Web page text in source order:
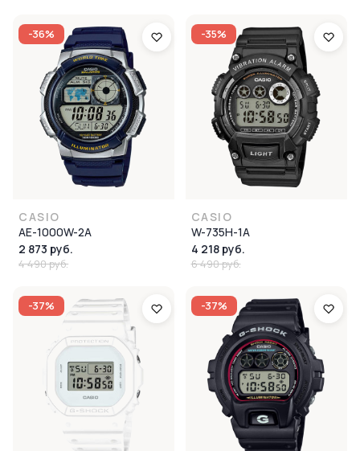
-36%
CASIO
AE-1000W-2A
2 873 руб.
4 490 руб.
-35%
CASIO
W-735H-1A
4 218 руб.
6 490 руб.
-37% -37%